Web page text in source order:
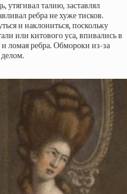
утягивал талию, заставлял
ребра не хуже тисков.
и наклониться, поскольку
или китового уса, впивались в
ломая ребра. Обмороки из-за